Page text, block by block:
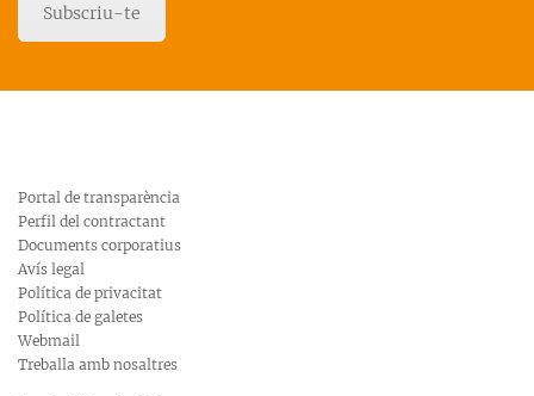
Subscriu-te
Portal de transparència
Perfil del contractant
Documents corporatius
Avís legal
Política de privacitat
Política de galetes
Webmail
Treballa amb nosaltres